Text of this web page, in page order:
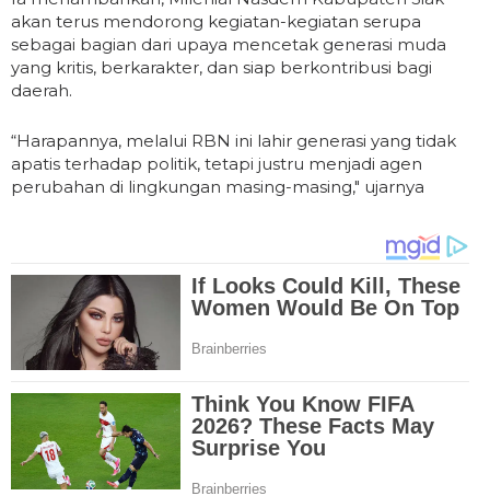
akan terus mendorong kegiatan-kegiatan serupa
sebagai bagian dari upaya mencetak generasi muda
yang kritis, berkarakter, dan siap berkontribusi bagi
daerah.
“Harapannya, melalui RBN ini lahir generasi yang tidak
apatis terhadap politik, tetapi justru menjadi agen
perubahan di lingkungan masing-masing," ujarnya